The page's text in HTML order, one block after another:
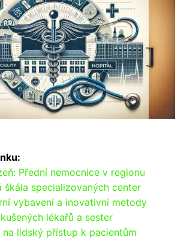
Přední nemocnice v regionu
škála specializovaných center
vybavení a inovativní metody
lékařů a sester
na lidský přístup k pacientům